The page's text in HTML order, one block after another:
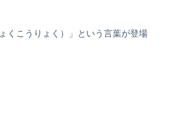
くこうりょく）」という言葉が登場